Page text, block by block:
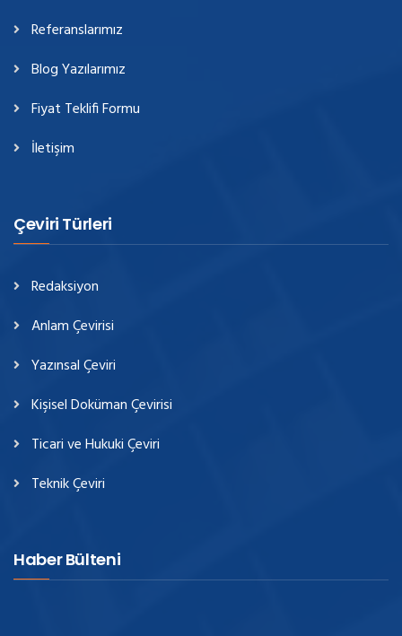
Referanslarımız
Blog Yazılarımız
Fiyat Teklifi Formu
İletişim
Çeviri Türleri
Redaksiyon
Anlam Çevirisi
Yazınsal Çeviri
Kişisel Doküman Çevirisi
Ticari ve Hukuki Çeviri
Teknik Çeviri
Haber Bülteni